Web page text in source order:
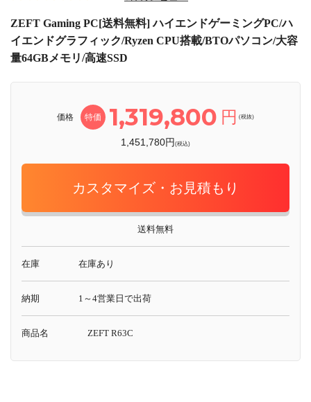
ZEFT Gaming PC[送料無料] ハイエンドゲーミングPC/ハ
イエンドグラフィック/Ryzen CPU搭載/BTOパソコン/大容
量64GBメモリ/高速SSD
価格 特価 1,319,800 円 (税抜)
1,451,780円(税込)
カスタマイズ・お見積もり
送料無料
在庫 在庫あり
納期 1～4営業日で出荷
商品名 ZEFT R63C